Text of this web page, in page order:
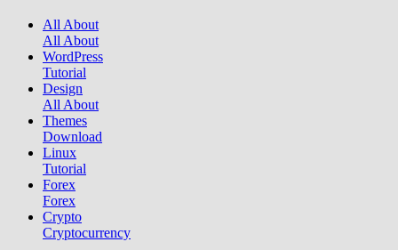
All About
All About
WordPress
Tutorial
Design
All About
Themes
Download
Linux
Tutorial
Forex
Forex
Crypto
Cryptocurrency